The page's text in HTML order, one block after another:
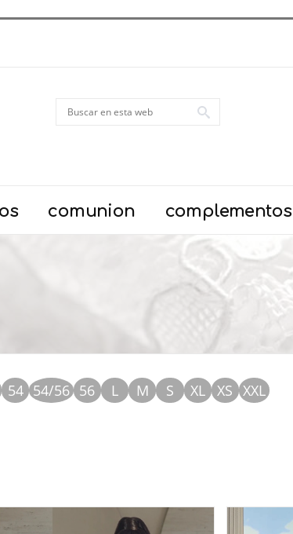
comunion complementos
54 54/56 56 L M S XL XS XXL